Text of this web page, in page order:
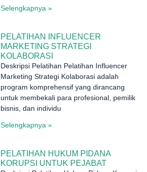
Selengkapnya »
PELATIHAN INFLUENCER
MARKETING STRATEGI
KOLABORASI
Deskripsi Pelatihan Pelatihan Influencer
Marketing Strategi Kolaborasi adalah
program komprehensif yang dirancang
untuk membekali para profesional, pemilik
bisnis, dan individu
Selengkapnya »
PELATIHAN HUKUM PIDANA
KORUPSI UNTUK PEJABAT